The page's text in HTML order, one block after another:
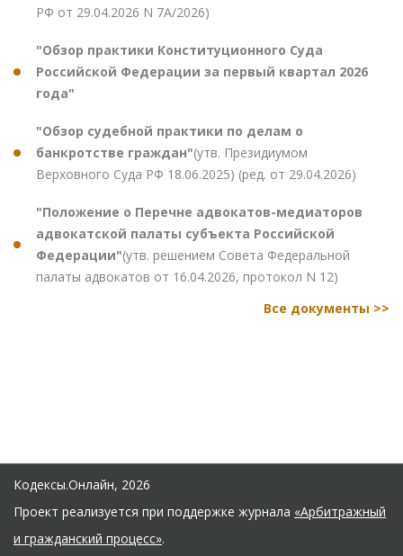
РФ от 29.04.2026 N 7А/2026)
"Обзор практики Конституционного Суда
Российской Федерации за первый квартал 2026
года"
"Обзор судебной практики по делам о
банкротстве граждан"(утв. Президиумом
Верховного Суда РФ 18.06.2025) (ред. от 29.04.2026)
"Положение о Перечне адвокатов-медиаторов
адвокатской палаты субъекта Российской
Федерации"(утв. решением Совета Федеральной
палаты адвокатов от 16.04.2026, протокол N 12)
Все документы >>
Кодексы.Онлайн, 2026
Проект реализуется при поддержке журнала «Арбитражный
и гражданский процесс».